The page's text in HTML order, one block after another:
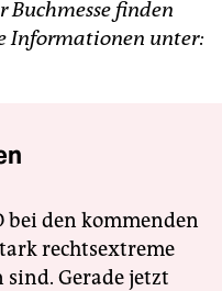
Buchmesse finden
Informationen unter:
bei den kommenden
rechtsextreme
Gerade jetzt